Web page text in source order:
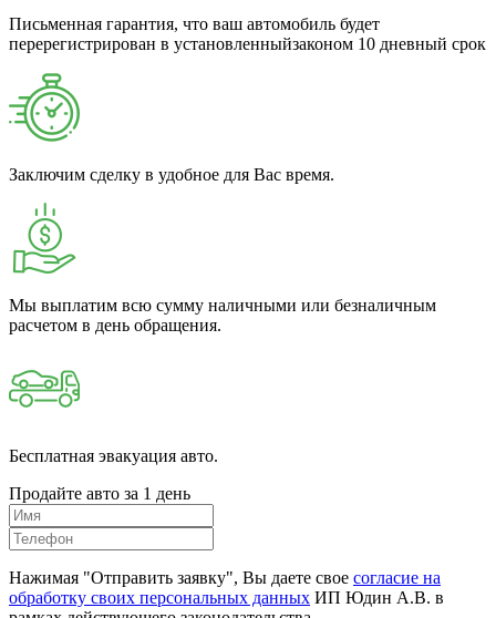
Письменная гарантия, что ваш автомобиль будет
перерегистрирован в установленныйзаконом 10 дневный срок
Заключим сделку в удобное для Вас время.
Мы выплатим всю сумму наличными или безналичным
расчетом в день обращения.
Бесплатная эвакуация авто.
Продайте авто за 1 день
Нажимая "Отправить заявку", Вы даете свое согласие на
обработку своих персональных данных ИП Юдин А.В. в